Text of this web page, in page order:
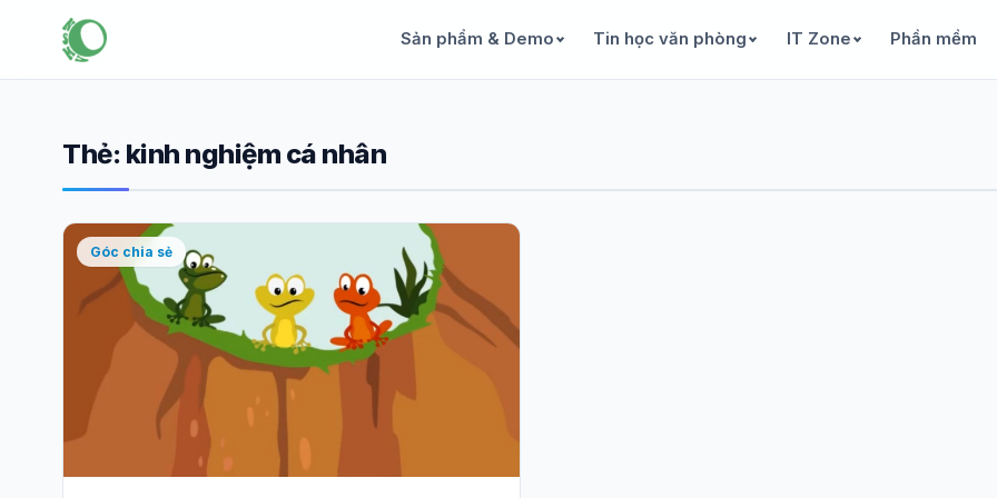
Sản phẩm & Demo Tin học văn phòng IT Zone Phần mềm
Thẻ: kinh nghiệm cá nhân
Góc chia sẻ